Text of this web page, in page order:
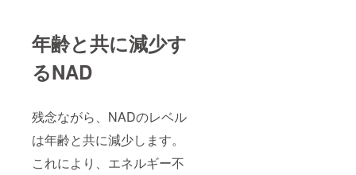
年齢と共に減少す
るNAD
残念ながら、NADのレベル
は年齢と共に減少します。
これにより、エネルギー不